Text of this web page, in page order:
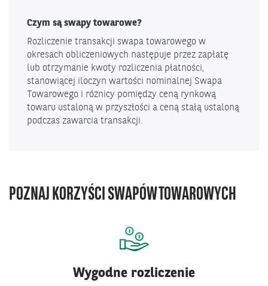
Czym są swapy towarowe?
Rozliczenie transakcji swapa towarowego w
okresach obliczeniowych następuje przez zapłatę
lub otrzymanie kwoty rozliczenia płatności,
stanowiącej iloczyn wartości nominalnej Swapa
Towarowego i różnicy pomiędzy ceną rynkową
towaru ustaloną w przyszłości a ceną stałą ustaloną
podczas zawarcia transakcji.
POZNAJ KORZYŚCI SWAPÓW TOWAROWYCH
Wygodne rozliczenie